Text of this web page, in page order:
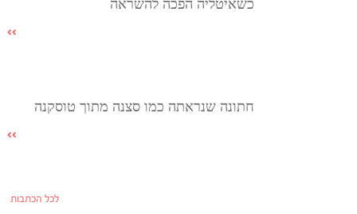
כשאיטליה הפכה להשראה
חתונה שנראתה כמו סצנה מתוך טוסקנה
לכל הכתבות